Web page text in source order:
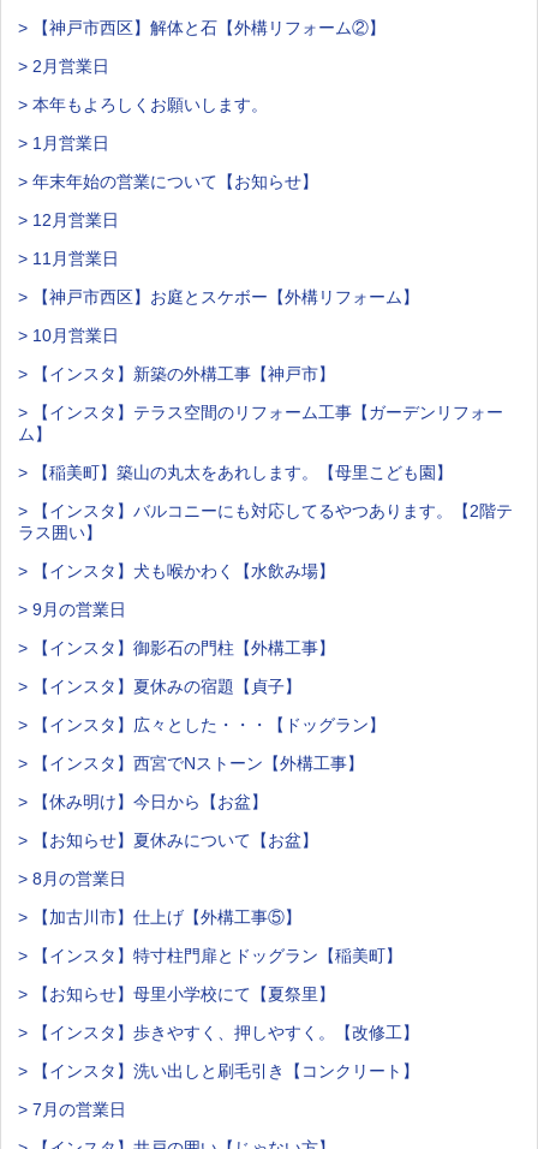
> 【神戸市西区】解体と石【外構リフォーム②】
> 2月営業日
> 本年もよろしくお願いします。
> 1月営業日
> 年末年始の営業について【お知らせ】
> 12月営業日
> 11月営業日
> 【神戸市西区】お庭とスケボー【外構リフォーム】
> 10月営業日
> 【インスタ】新築の外構工事【神戸市】
> 【インスタ】テラス空間のリフォーム工事【ガーデンリフォー
ム】
> 【稲美町】築山の丸太をあれします。【母里こども園】
> 【インスタ】バルコニーにも対応してるやつあります。【2階テ
ラス囲い】
> 【インスタ】犬も喉かわく【水飲み場】
> 9月の営業日
> 【インスタ】御影石の門柱【外構工事】
> 【インスタ】夏休みの宿題【貞子】
> 【インスタ】広々とした・・・【ドッグラン】
> 【インスタ】西宮でNストーン【外構工事】
> 【休み明け】今日から【お盆】
> 【お知らせ】夏休みについて【お盆】
> 8月の営業日
> 【加古川市】仕上げ【外構工事⑤】
> 【インスタ】特寸柱門扉とドッグラン【稲美町】
> 【お知らせ】母里小学校にて【夏祭里】
> 【インスタ】歩きやすく、押しやすく。【改修工】
> 【インスタ】洗い出しと刷毛引き【コンクリート】
> 7月の営業日